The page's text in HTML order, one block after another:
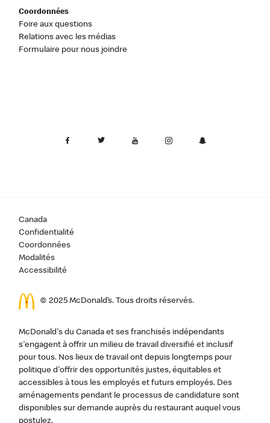
Coordonnées
Foire aux questions
Relations avec les médias
Formulaire pour nous joindre
Canada
Confidentialité
Coordonnées
Modalités
Accessibilité
© 2025 McDonald’s. Tous droits réservés.
McDonald's du Canada et ses franchisés indépendants
s'engagent à offrir un milieu de travail diversifié et inclusif
pour tous. Nos lieux de travail ont depuis longtemps pour
politique d'offrir des opportunités justes, équitables et
accessibles à tous les employés et futurs employés. Des
aménagements pendant le processus de candidature sont
disponibles sur demande auprès du restaurant auquel vous
postulez.